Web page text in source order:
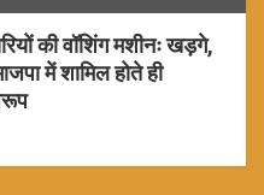
की वॉशिंग मशीनः खड़गे,
में शामिल होते ही